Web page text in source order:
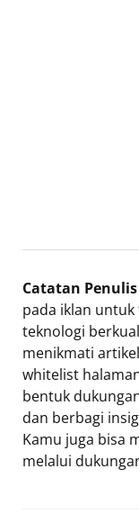
Catatan Penulis
pada iklan
teknologi
menikmati
whitelist
bentuk
dan berbagi
Kamu juga bisa
melalui